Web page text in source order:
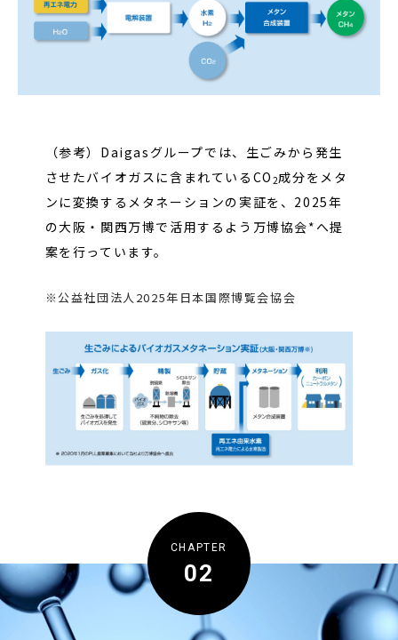
（参考）Daigasグループでは、生ごみから発生
させたバイオガスに含まれているCO 2成分をメタ
ンに変換するメタネーションの実証を、2025年
の大阪・関西万博で活用するよう万博協会*へ提
案を行っています。
※公益社団法人2025年日本国際博覧会協会
CHAPTER
02